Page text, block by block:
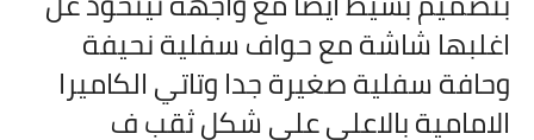
اغلبها شاشة مع حواف سفلية نحيفة
وحافة سفلية صغيرة جدا وتاتي الكاميرا
الامامية بالاعلي علي شكل ثقب ف